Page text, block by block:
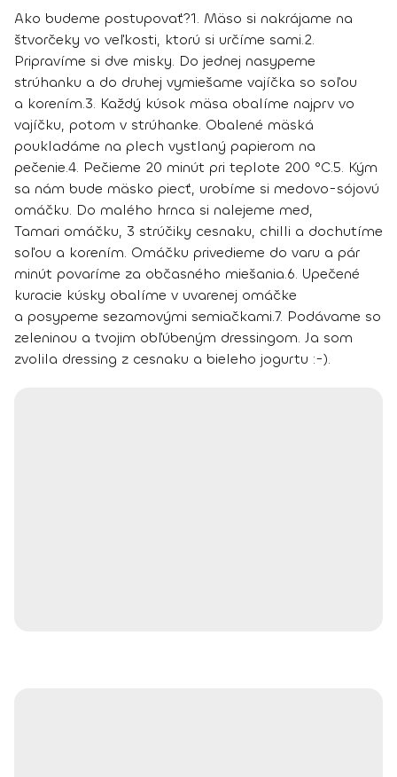
Ako budeme postupovať?1. Mäso si nakrájame na
štvorčeky vo veľkosti, ktorú si určíme sami.2.
Pripravíme si dve misky. Do jednej nasypeme
strúhanku a do druhej vymiešame vajíčka so soľou
a korením.3. Každý kúsok mäsa obalíme najprv vo
vajíčku, potom v strúhanke. Obalené mäská
poukladáme na plech vystlaný papierom na
pečenie.4. Pečieme 20 minút pri teplote 200 °C.5. Kým
sa nám bude mäsko piecť, urobíme si medovo-sójovú
omáčku. Do malého hrnca si nalejeme med,
Tamari omáčku, 3 strúčiky cesnaku, chilli a dochutíme
soľou a korením. Omáčku privedieme do varu a pár
minút povaríme za občasného miešania.6. Upečené
kuracie kúsky obalíme v uvarenej omáčke
a posypeme sezamovými semiačkami.7. Podávame so
zeleninou a tvojim obľúbeným dressingom. Ja som
zvolila dressing z cesnaku a bieleho jogurtu :-).